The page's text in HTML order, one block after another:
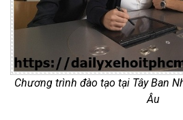
Chương trình đào tạo tại Tây Ban
Âu